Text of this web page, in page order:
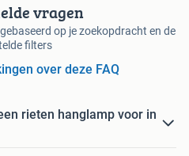
vragen
op je zoekopdracht en de
filters
over deze FAQ
rieten hanglamp voor in